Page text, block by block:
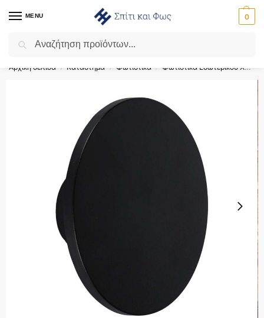
MENU 0
Flash Sale ⚡ 10% Έκπτωση με τον κωδικό ‘SPRING’!
Αρχική σελίδα / Κατάστημα / Φωτιστικά / Φωτιστικά Εσωτερικού Χώρου